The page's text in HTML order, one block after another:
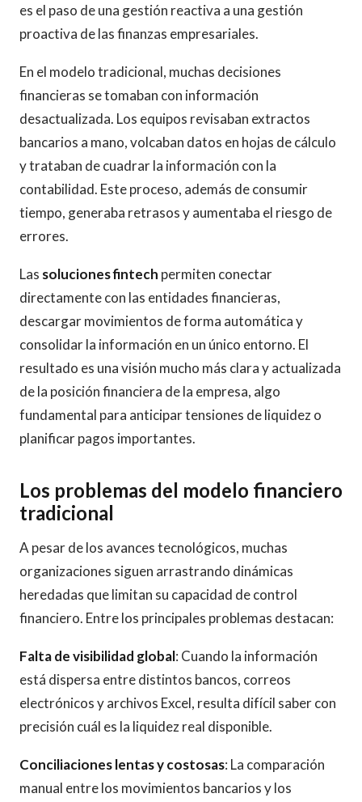
es el paso de una gestión reactiva a una gestión
proactiva de las finanzas empresariales.
En el modelo tradicional, muchas decisiones
financieras se tomaban con información
desactualizada. Los equipos revisaban extractos
bancarios a mano, volcaban datos en hojas de cálculo
y trataban de cuadrar la información con la
contabilidad. Este proceso, además de consumir
tiempo, generaba retrasos y aumentaba el riesgo de
errores.
Las soluciones fintech permiten conectar
directamente con las entidades financieras,
descargar movimientos de forma automática y
consolidar la información en un único entorno. El
resultado es una visión mucho más clara y actualizada
de la posición financiera de la empresa, algo
fundamental para anticipar tensiones de liquidez o
planificar pagos importantes.
Los problemas del modelo financiero
tradicional
A pesar de los avances tecnológicos, muchas
organizaciones siguen arrastrando dinámicas
heredadas que limitan su capacidad de control
financiero. Entre los principales problemas destacan:
Falta de visibilidad global: Cuando la información
está dispersa entre distintos bancos, correos
electrónicos y archivos Excel, resulta difícil saber con
precisión cuál es la liquidez real disponible.
Conciliaciones lentas y costosas: La comparación
manual entre los movimientos bancarios y los